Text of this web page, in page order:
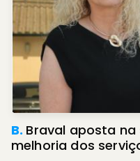
B. Braval aposta
melhoria dos